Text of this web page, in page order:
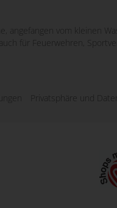
angefangen vom kleinen
für Feuerwehren,
Privatsphäre und